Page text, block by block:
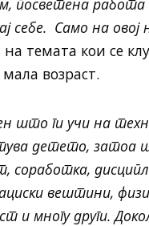
Само на овој
на темата кои се
возраст.
што ги учи на
детето, затоа
вештини,
и многу други.